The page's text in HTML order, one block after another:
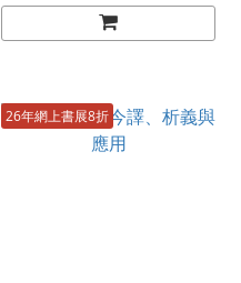
26年網上書展8折